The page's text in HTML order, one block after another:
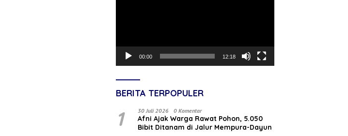
00:00 12:18
BERITA TERPOPULER
1 30 Juli 2026 0 Komentar
Afni Ajak Warga Rawat Pohon, 5.050
Bibit Ditanam di Jalur Mempura-Dayun